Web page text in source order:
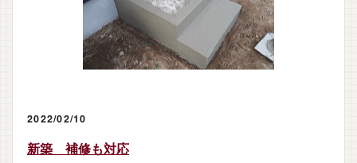
2022/02/10
新築 補修も対応